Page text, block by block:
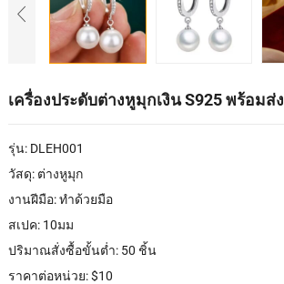
เครื่องประดับต่างหูมุกเงิน S925 พร้อมส่ง
รุ่น: DLEH001
วัสดุ: ต่างหูมุก
งานฝีมือ: ทำด้วยมือ
สเปค: 10มม
ปริมาณสั่งซื้อขั้นต่ำ: 50 ชิ้น
ราคาต่อหน่วย: $10